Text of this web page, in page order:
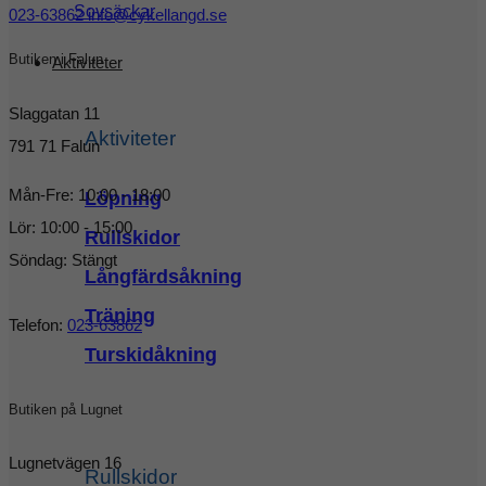
Sovsäckar
Aktiviteter
Aktiviteter
Löpning
Rullskidor
Långfärdsåkning
Träning
Turskidåkning
Rullskidor
023-63862 info@cykellangd.se
Butiken i Falun
Slaggatan 11
791 71 Falun
Mån-Fre: 10:00 - 18:00
Lör: 10:00 - 15:00
Söndag: Stängt
Telefon: 023-63862
Butiken på Lugnet
Lugnetvägen 16